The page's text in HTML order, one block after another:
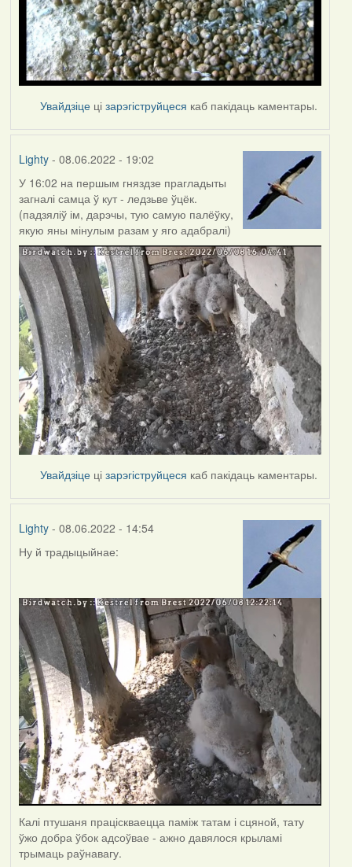
Увайдзіце цізарэгіструйцеся каб пакідаць каментары.
Lighty- 08.06.2022 - 19:02
У 16:02 на першым гняздзе прагладыты
загналі самца ў кут - ледзьве ўцёк.
(падзяліў ім, дарэчы, тую самую палёўку,
якую яны мінулым разам у яго адабралі)
Увайдзіце цізарэгіструйцеся каб пакідаць каментары.
Lighty- 08.06.2022 - 14:54
Ну й традыцыйнае:
Калі птушаня праціскваецца паміж татам і сцяной, тату
ўжо добра ўбок адсоўвае - ажно давялося крыламі
трымаць раўнавагу.